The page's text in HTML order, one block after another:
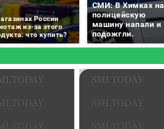
России
из-за этого
что купить?
СМИ: В Химках на
полицейскую
машину напали и
подожгли.